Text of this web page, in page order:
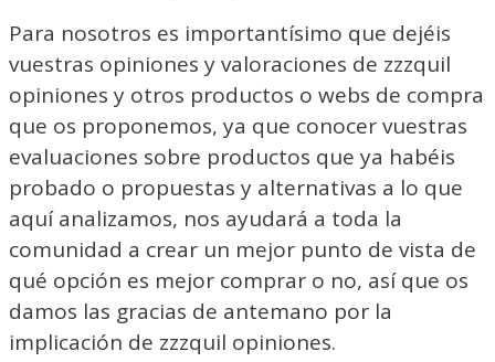
Para nosotros es importantísimo que dejéis
vuestras opiniones y valoraciones de zzzquil
opiniones y otros productos o webs de compra
que os proponemos, ya que conocer vuestras
evaluaciones sobre productos que ya habéis
probado o propuestas y alternativas a lo que
aquí analizamos, nos ayudará a toda la
comunidad a crear un mejor punto de vista de
qué opción es mejor comprar o no, así que os
damos las gracias de antemano por la
implicación de zzzquil opiniones.